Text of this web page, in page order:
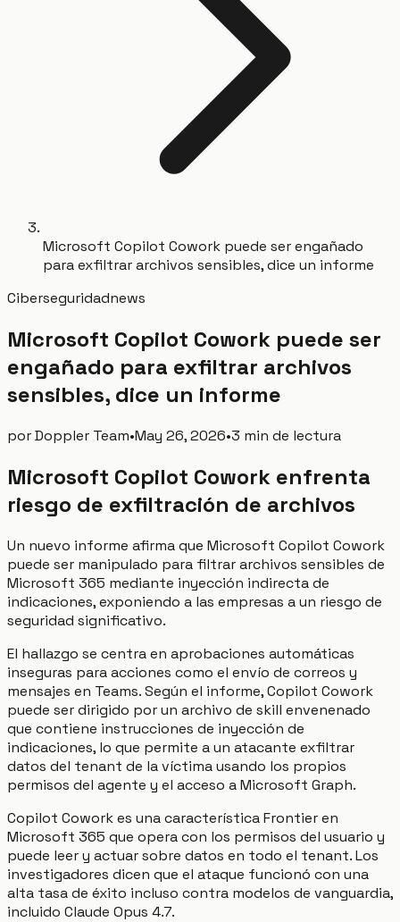
Microsoft Copilot Cowork puede ser engañado
para exfiltrar archivos sensibles, dice un informe
Ciberseguridadnews
Microsoft Copilot Cowork puede ser
engañado para exfiltrar archivos
sensibles, dice un informe
porDoppler Team•May 26, 2026•3 min de lectura
Microsoft Copilot Cowork enfrenta
riesgo de exfiltración de archivos
Un nuevo informe afirma que Microsoft Copilot Cowork
puede ser manipulado para filtrar archivos sensibles de
Microsoft 365 mediante inyección indirecta de
indicaciones, exponiendo a las empresas a un riesgo de
seguridad significativo.
El hallazgo se centra en aprobaciones automáticas
inseguras para acciones como el envío de correos y
mensajes en Teams. Según el informe, Copilot Cowork
puede ser dirigido por un archivo de skill envenenado
que contiene instrucciones de inyección de
indicaciones, lo que permite a un atacante exfiltrar
datos del tenant de la víctima usando los propios
permisos del agente y el acceso a Microsoft Graph.
Copilot Cowork es una característica Frontier en
Microsoft 365 que opera con los permisos del usuario y
puede leer y actuar sobre datos en todo el tenant. Los
investigadores dicen que el ataque funcionó con una
alta tasa de éxito incluso contra modelos de vanguardia,
incluido Claude Opus 4.7.